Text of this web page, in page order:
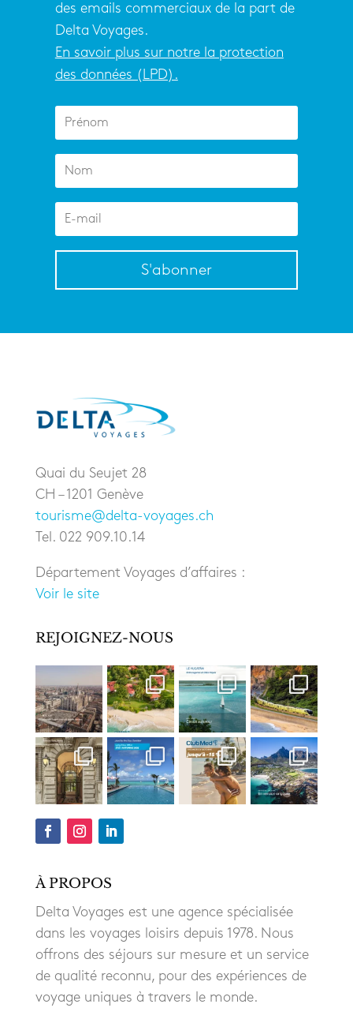
des emails commerciaux de la part de
Delta Voyages.
En savoir plus sur notre la protection
des données (LPD).
S'abonner
Quai du Seujet 28
CH – 1201 Genève
tourisme@delta-voyages.ch
Tel. 022 909.10.14
Département Voyages d’affaires :
Voir le site
REJOIGNEZ-NOUS
À PROPOS
Delta Voyages est une agence spécialisée
dans les voyages loisirs depuis 1978. Nous
offrons des séjours sur mesure et un service
de qualité reconnu, pour des expériences de
voyage uniques à travers le monde.